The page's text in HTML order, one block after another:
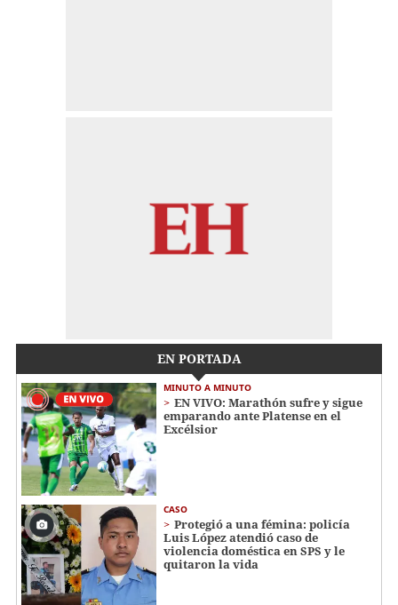
EN PORTADA
MINUTO A MINUTO
EN VIVO: Marathón sufre y sigue
emparando ante Platense en el
Excélsior
CASO
Protegió a una fémina: policía
Luis López atendió caso de
violencia doméstica en SPS y le
quitaron la vida